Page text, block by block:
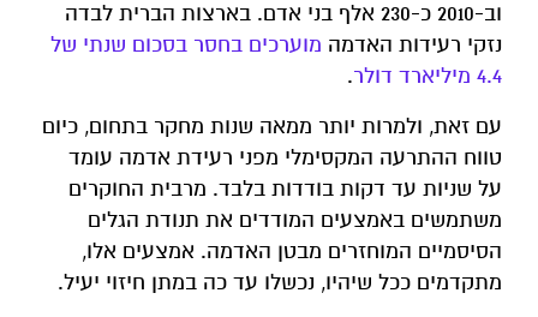
וב-2010 כ-230 אלף בני אדם. בארצות הברית לבדה
נזקי רעידות האדמה מוערכים בחסר בסכום שנתי של
4.4 מיליארד דולר
.
עם זאת, ולמרות יותר ממאה שנות מחקר בתחום, כיום
טווח ההתרעה המקסימלי מפני רעידת אדמה עומד
על שניות עד דקות בודדות בלבד. מרבית החוקרים
משתמשים באמצעים המודדים את תנודת הגלים
הסיסמיים המוחזרים מבטן האדמה. אמצעים אלו,
מתקדמים ככל שיהיו, נכשלו עד כה במתן חיזוי יעיל.